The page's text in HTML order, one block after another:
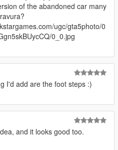
of the abandoned car many
ugc/gta5photo/0
0_0.jpg
I'd add are the foot steps :)
and it looks good too.